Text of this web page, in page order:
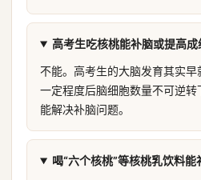
高考生吃核桃能补脑或提高成
不能。高考生的大脑发育其实
一定程度后脑细胞数量不可逆
能解决补脑问题。
喝“六个核桃”等核桃乳饮料能